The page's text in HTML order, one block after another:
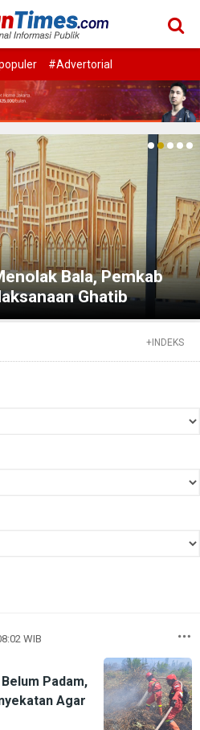
#Advertorial
Bala, Pemkab
Ghatib
+INDEKS
WIB
Padam,
Agar